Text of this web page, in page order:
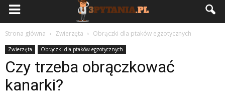
Strona główna Zwierzęta Obrączki dla ptaków egzotycznych
Zwierzęta Obrączki dla ptaków egzotycznych
Czy trzeba obrączkować
kanarki?